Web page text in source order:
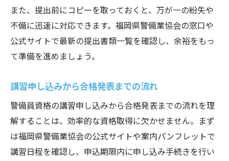
また、提出前にコピーを取っておくと、万が一の紛失や
不備に迅速に対応できます。福岡県警備業協会の窓口や
公式サイトで最新の提出書類一覧を確認し、余裕をもっ
て準備を進めましょう。
講習申し込みから合格発表までの流れ
警備員資格の講習申し込みから合格発表までの流れを理
解することは、効率的な資格取得に欠かせません。まず
は福岡県警備業協会の公式サイトや案内パンフレットで
講習日程を確認し、申込期限内に申し込み手続きを行い